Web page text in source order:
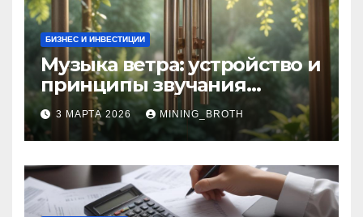
БИЗНЕС И ИНВЕСТИЦИИ
Музыка ветра: устройство и
принципы звучания
колокольчиков
3 МАРТА 2026 MINING_BROTH